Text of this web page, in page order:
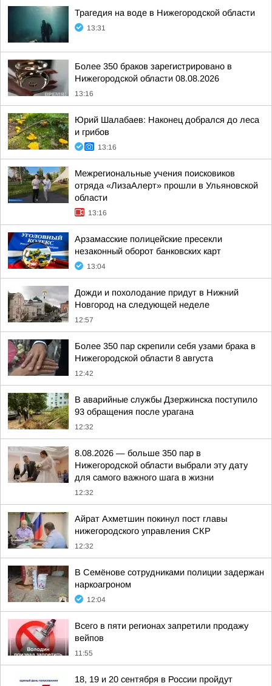
Трагедия на воде в Нижегородской области
13:31
Более 350 браков зарегистрировано в
Нижегородской области 08.08.2026
13:16
Юрий Шалабаев: Наконец добрался до леса
и грибов
13:16
Межрегиональные учения поисковиков
отряда «ЛизаАлерт» прошли в Ульяновской
области
13:16
Арзамасские полицейские пресекли
незаконный оборот банковских карт
13:04
Дожди и похолодание придут в Нижний
Новгород на следующей неделе
12:57
Более 350 пар скрепили себя узами брака в
Нижегородской области 8 августа
12:42
В аварийные службы Дзержинска поступило
93 обращения после урагана
12:32
8.08.2026 — больше 350 пар в
Нижегородской области выбрали эту дату
для самого важного шага в жизни
12:32
Айрат Ахметшин покинул пост главы
нижегородского управления СКР
12:32
В Семёнове сотрудниками полиции задержан
наркоагроном
12:04
Всего в пяти регионах запретили продажу
вейпов
11:55
18, 19 и 20 сентября в России пройдут